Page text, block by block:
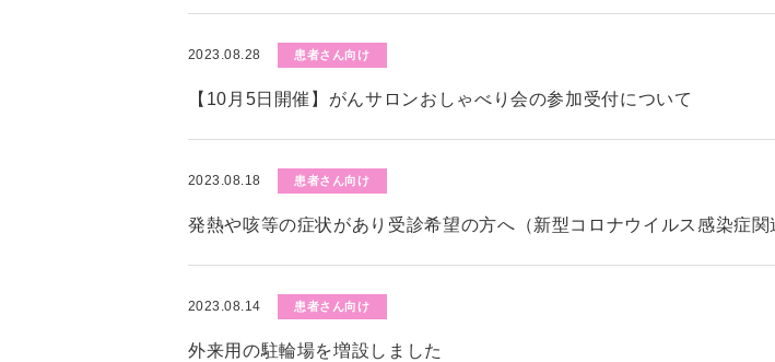
2023.08.28 患者さん向け
【10月5日開催】がんサロンおしゃべり会の参加受付について
2023.08.18 患者さん向け
発熱や咳等の症状があり受診希望の方へ（新型コロナウイルス感染症関
2023.08.14 患者さん向け
外来用の駐輪場を増設しました